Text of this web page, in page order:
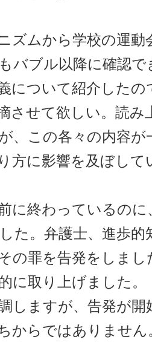
ズムから学校の運動
バブル以降に確認
について紹介したの
させて欲しい。読
、この各々の内容
方に影響を及ぼし
に終わっているのに
た。弁護士、進歩的
の罪を告発をしま
に取り上げました。
しますが、告発が開
からではありませ